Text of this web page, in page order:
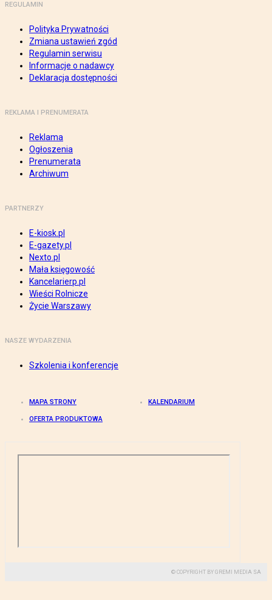
REGULAMIN
Polityka Prywatności
Zmiana ustawień zgód
Regulamin serwisu
Informacje o nadawcy
Deklaracja dostępności
REKLAMA I PRENUMERATA
Reklama
Ogłoszenia
Prenumerata
Archiwum
PARTNERZY
E-kiosk.pl
E-gazety.pl
Nexto.pl
Mała księgowość
Kancelarierp.pl
Wieści Rolnicze
Życie Warszawy
NASZE WYDARZENIA
Szkolenia i konferencje
MAPA STRONY KALENDARIUM
OFERTA PRODUKTOWA
© COPYRIGHT BY GREMI MEDIA SA